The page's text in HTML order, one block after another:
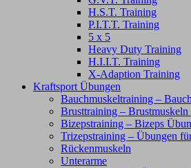
H.S.T. Training
P.I.T.T. Training
5 x 5
Heavy Duty Training
H.I.I.T. Training
X-Adaption Training
Kraftsport Übungen
Bauchmuskeltraining –
Brusttraining – Brustmuskeln
Bizepstraining – Bizeps
Trizepstraining – Übungen
Rückenmuskeln
Unterarme